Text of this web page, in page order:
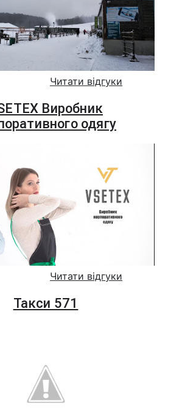
Читати відгуки
Виробник
одягу
Читати відгуки
Такси 571